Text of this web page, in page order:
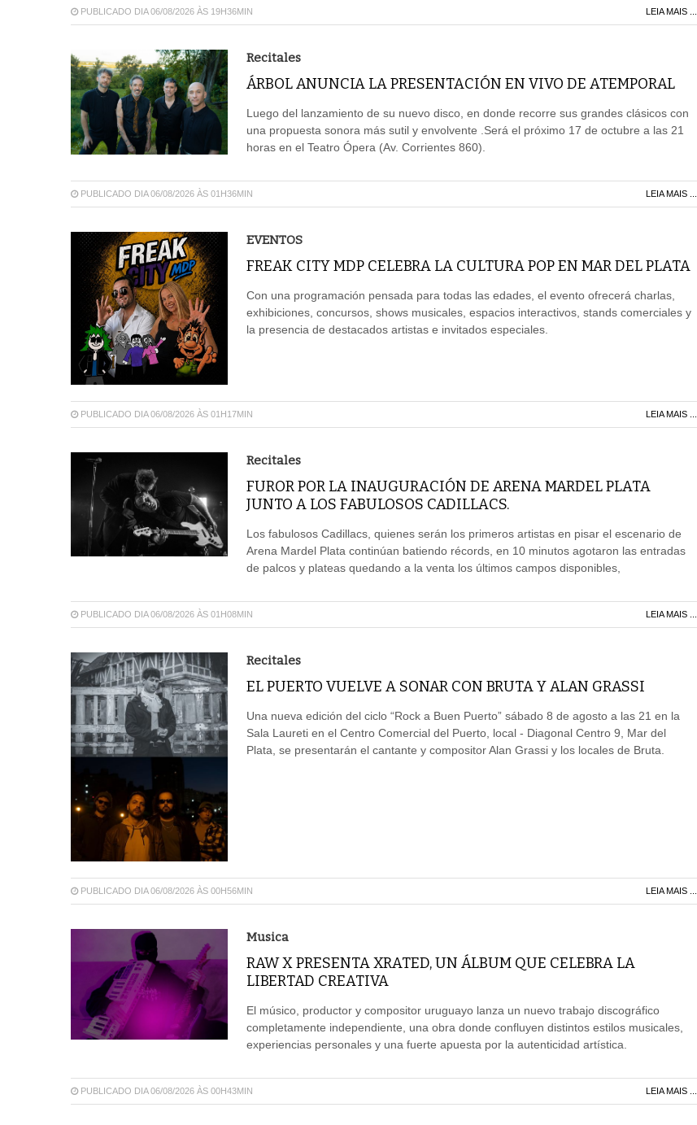
PUBLICADO DIA 06/08/2026 ÀS 19H36MIN LEIA MAIS ...
Recitales
ÁRBOL ANUNCIA LA PRESENTACIÓN EN VIVO DE ATEMPORAL
Luego del lanzamiento de su nuevo disco, en donde recorre sus grandes clásicos con
una propuesta sonora más sutil y envolvente .Será el próximo 17 de octubre a las 21
horas en el Teatro Ópera (Av. Corrientes 860).
PUBLICADO DIA 06/08/2026 ÀS 01H36MIN LEIA MAIS ...
EVENTOS
FREAK CITY MDP CELEBRA LA CULTURA POP EN MAR DEL PLATA
Con una programación pensada para todas las edades, el evento ofrecerá charlas,
exhibiciones, concursos, shows musicales, espacios interactivos, stands comerciales y
la presencia de destacados artistas e invitados especiales.
PUBLICADO DIA 06/08/2026 ÀS 01H17MIN LEIA MAIS ...
Recitales
FUROR POR LA INAUGURACIÓN DE ARENA MARDEL PLATA
JUNTO A LOS FABULOSOS CADILLACS.
Los fabulosos Cadillacs, quienes serán los primeros artistas en pisar el escenario de
Arena Mardel Plata continúan batiendo récords, en 10 minutos agotaron las entradas
de palcos y plateas quedando a la venta los últimos campos disponibles,
PUBLICADO DIA 06/08/2026 ÀS 01H08MIN LEIA MAIS ...
Recitales
EL PUERTO VUELVE A SONAR CON BRUTA Y ALAN GRASSI
Una nueva edición del ciclo “Rock a Buen Puerto” sábado 8 de agosto a las 21 en la
Sala Laureti en el Centro Comercial del Puerto, local - Diagonal Centro 9, Mar del
Plata, se presentarán el cantante y compositor Alan Grassi y los locales de Bruta.
PUBLICADO DIA 06/08/2026 ÀS 00H56MIN LEIA MAIS ...
Musica
RAW X PRESENTA XRATED, UN ÁLBUM QUE CELEBRA LA
LIBERTAD CREATIVA
El músico, productor y compositor uruguayo lanza un nuevo trabajo discográfico
completamente independiente, una obra donde confluyen distintos estilos musicales,
experiencias personales y una fuerte apuesta por la autenticidad artística.
PUBLICADO DIA 06/08/2026 ÀS 00H43MIN LEIA MAIS ...